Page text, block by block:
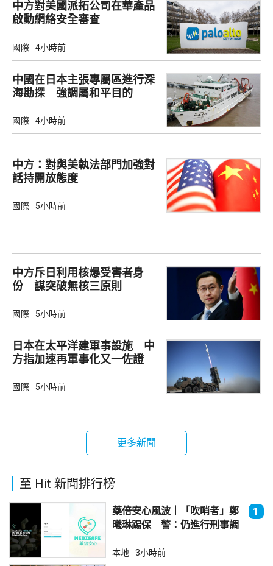
中方對美國派拓公司在華產品
啟動網絡安全審查
國際 4小時前
中國在日本主張專屬區進行深
海勘探 強調屬和平目的
國際 4小時前
中方：對與美執法部門加強對
話持開放態度
國際 5小時前
中方斥日利用核爆受害者身
份 謀突破無核三原則
國際 5小時前
日本在太平洋建軍事設施 中
方指加速再軍事化又一佐證
國際 5小時前
更多新聞
至 Hit 新聞排行榜
藥倍安心風波｜「吹哨者」鄭
曦琳踢保 警：仍進行刑事調
1
本地 3小時前